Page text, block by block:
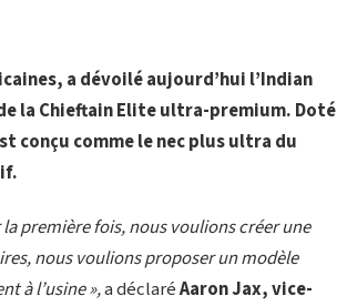
a dévoilé aujourd’hui l’Indian
la Chieftain Elite ultra-premium. Doté
conçu comme le nec plus ultra du
première fois, nous voulions créer une
nous voulions proposer un modèle
à l’usine »,a déclaréAaron Jax, vice-